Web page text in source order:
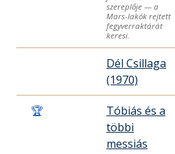
szereplője — a
Mars-lakók rejtett
fegyverraktárát
keresi.
Dél Csillaga
(1970)
🏆
Tóbiás és a
többi
messiás